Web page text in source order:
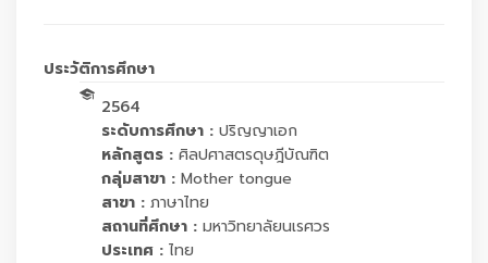
ประวัติการศึกษา
2564
ระดับการศึกษา : ปริญญาเอก
หลักสูตร : ศิลปศาสตรดุษฎีบัณฑิต
กลุ่มสาขา : Mother tongue
สาขา : ภาษาไทย
สถานที่ศึกษา : มหาวิทยาลัยนเรศวร
ประเทศ : ไทย